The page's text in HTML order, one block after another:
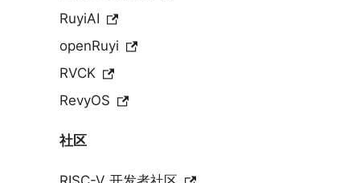
RuyiAI
openRuyi
RVCK
RevyOS
社区